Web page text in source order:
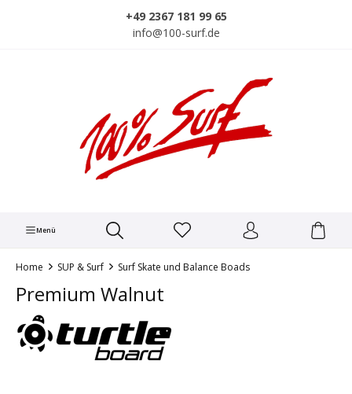
+49 2367 181 99 65
info@100-surf.de
Menü
Home SUP & Surf Surf Skate und Balance Boads
Premium Walnut